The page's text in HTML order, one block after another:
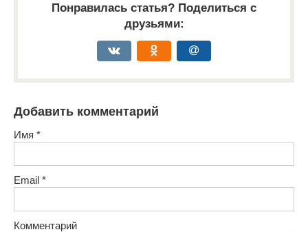
Понравилась статья? Поделиться с
друзьями:
Добавить комментарий
Имя *
Email *
Комментарий